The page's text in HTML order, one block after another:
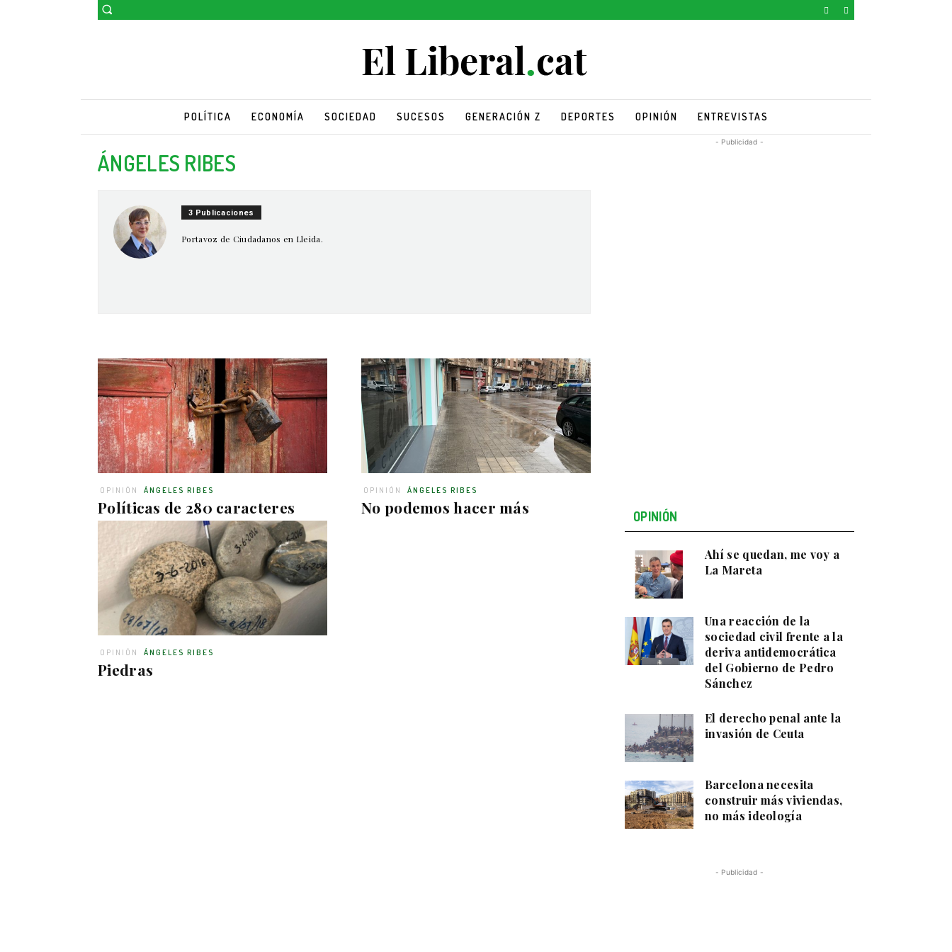
POLÍTICA ECONOMÍA SOCIEDAD SUCESOS GENERACIÓN Z DEPORTES OPINIÓN ENTREVISTAS
ÁNGELES RIBES
3 Publicaciones
Portavoz de Ciudadanos en Lleida.
Políticas de 280 caracteres
OPINIÓN ÁNGELES RIBES
No podemos hacer más
OPINIÓN ÁNGELES RIBES
Piedras
OPINIÓN ÁNGELES RIBES
- Publicidad -
OPINIÓN
Ahí se quedan, me voy a
La Mareta
Una reacción de la
sociedad civil frente a la
deriva antidemocrática
del Gobierno de Pedro
Sánchez
El derecho penal ante la
invasión de Ceuta
Barcelona necesita
construir más viviendas,
no más ideología
- Publicidad -